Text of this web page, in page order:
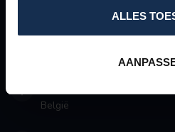
ALLES
COMFORT-PRODUCTEN
België